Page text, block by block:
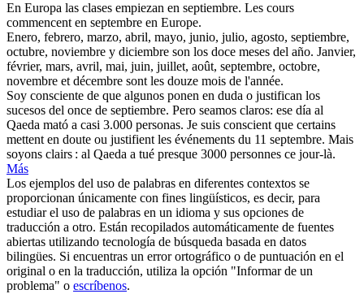
En Europa las clases empiezan en septiembre. Les cours
commencent en septembre en Europe.
Enero, febrero, marzo, abril, mayo, junio, julio, agosto, septiembre,
octubre, noviembre y diciembre son los doce meses del año. Janvier,
février, mars, avril, mai, juin, juillet, août, septembre, octobre,
novembre et décembre sont les douze mois de l'année.
Soy consciente de que algunos ponen en duda o justifican los
sucesos del once de septiembre. Pero seamos claros: ese día al
Qaeda mató a casi 3.000 personas. Je suis conscient que certains
mettent en doute ou justifient les événements du 11 septembre. Mais
soyons clairs : al Qaeda a tué presque 3000 personnes ce jour-là.
Más
Los ejemplos del uso de palabras en diferentes contextos se
proporcionan únicamente con fines lingüísticos, es decir, para
estudiar el uso de palabras en un idioma y sus opciones de
traducción a otro. Están recopilados automáticamente de fuentes
abiertas utilizando tecnología de búsqueda basada en datos
bilingües. Si encuentras un error ortográfico o de puntuación en el
original o en la traducción, utiliza la opción "Informar de un
problema" o escríbenos.